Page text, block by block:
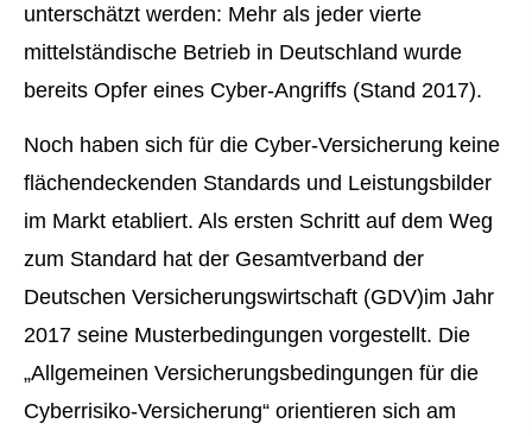
unterschätzt werden: Mehr als jeder vierte
mittelständische Betrieb in Deutschland wurde
bereits Opfer eines Cyber-Angriffs (Stand 2017).
Noch haben sich für die Cyber-Versicherung keine
flächendeckenden Standards und Leistungsbilder
im Markt etabliert. Als ersten Schritt auf dem Weg
zum Standard hat der Gesamtverband der
Deutschen Versicherungswirtschaft (GDV)im Jahr
2017 seine Musterbedingungen vorgestellt. Die
„Allgemeinen Versicherungsbedingungen für die
Cyberrisiko-Versicherung“ orientieren sich am